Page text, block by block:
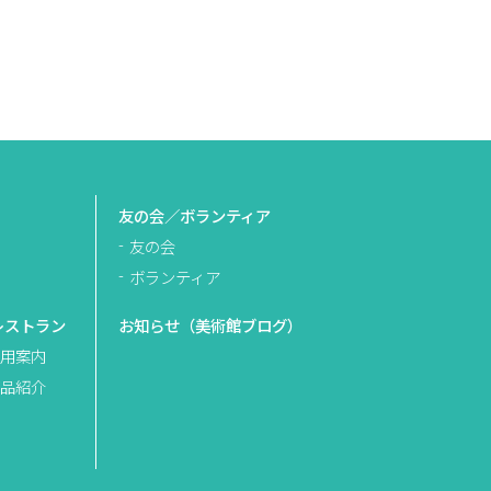
トラン
案内
紹介
友の会／ボランティア
友の会
ボランティア
お知らせ（美術館ブログ）